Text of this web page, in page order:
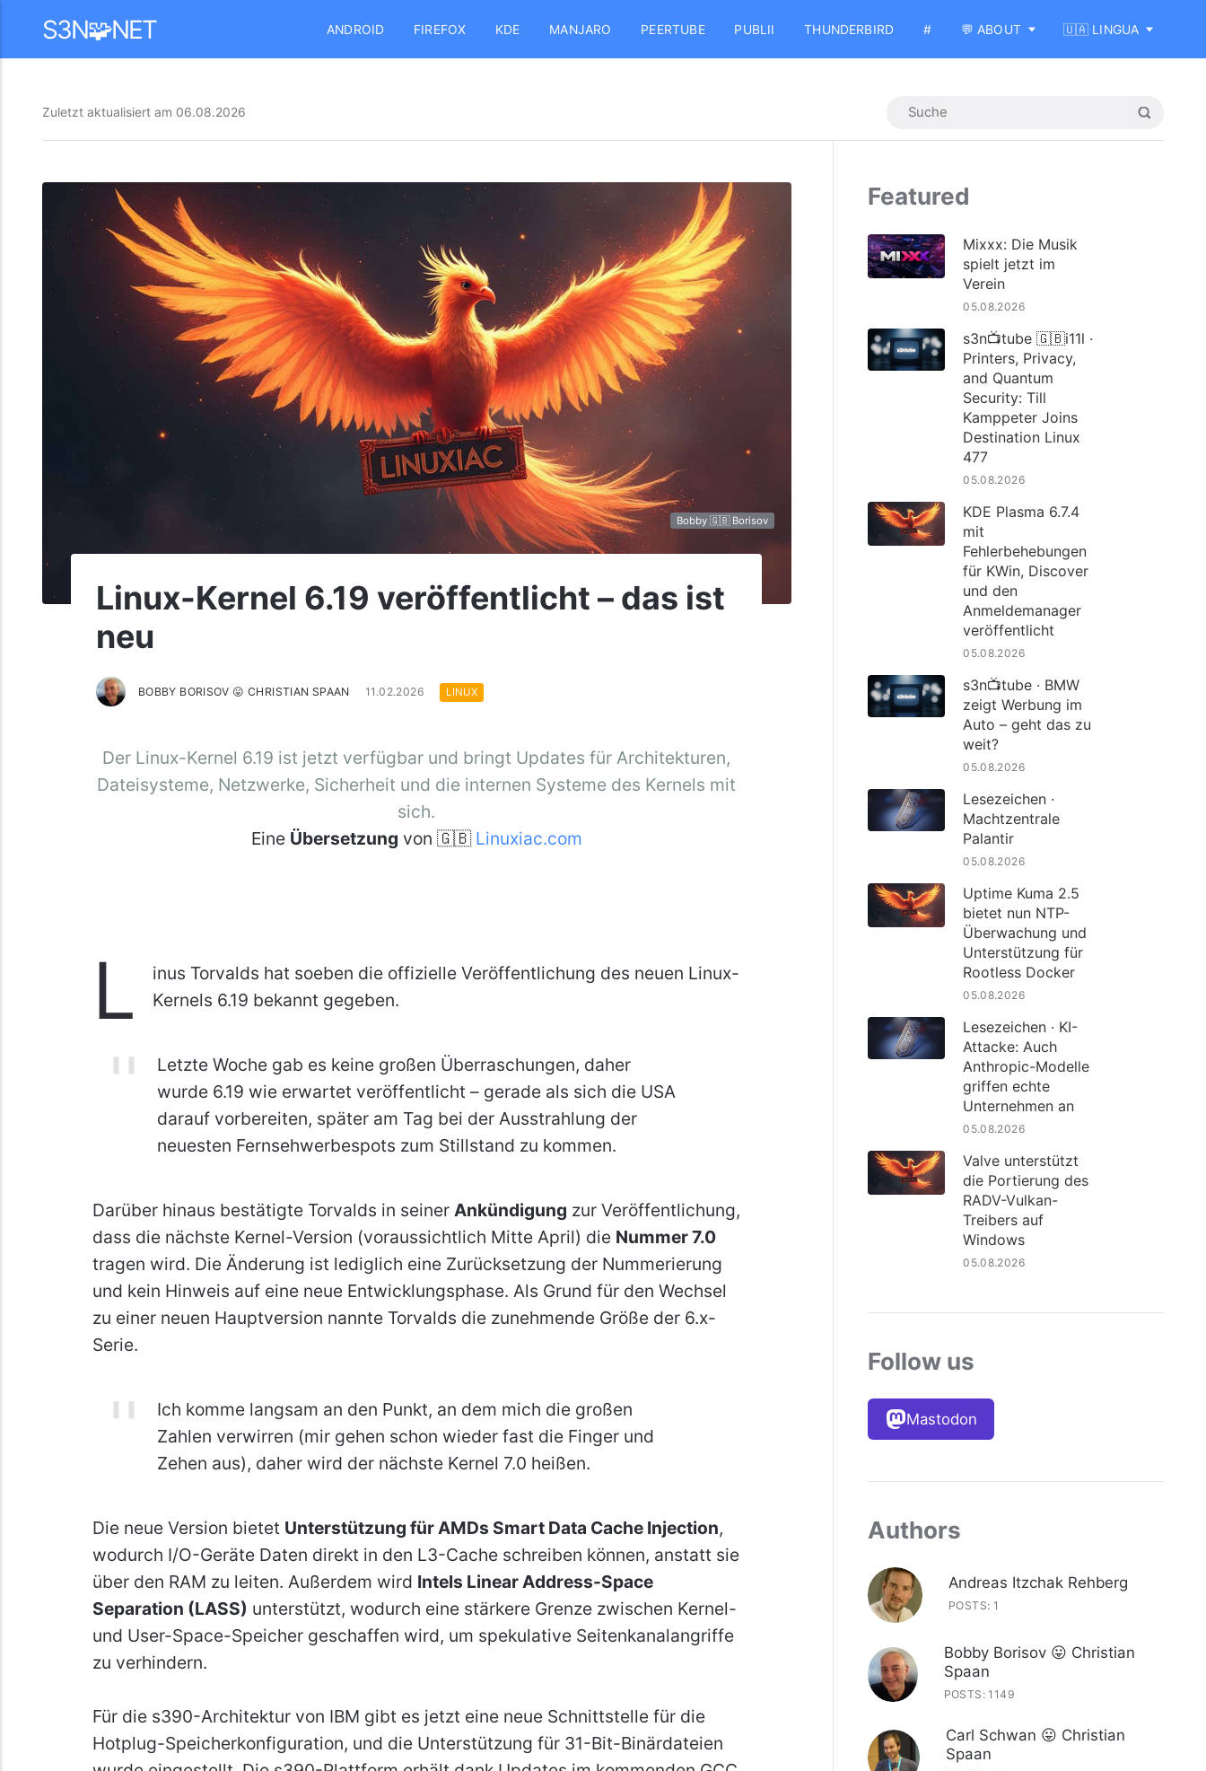
S3N🧩NET ANDROID FIREFOX KDE MANJARO PEERTUBE PUBLII THUNDERBIRD # 💬 ABOUT 🇺🇦 LINGUA
Zuletzt aktualisiert am 06.08.2026
Bobby 🇬🇧 Borisov
Linux-Kernel 6.19 veröffentlicht – das ist
neu
BOBBY BORISOV 😛 CHRISTIAN SPAAN 11.02.2026 LINUX
Der Linux-Kernel 6.19 ist jetzt verfügbar und bringt Updates für Architekturen,
Dateisysteme, Netzwerke, Sicherheit und die internen Systeme des Kernels mit
sich.
Eine Übersetzung von 🇬🇧 Linuxiac.com
L
inus Torvalds hat soeben die offizielle Veröffentlichung des neuen Linux-
Kernels 6.19 bekannt gegeben.
Letzte Woche gab es keine großen Überraschungen, daher
wurde 6.19 wie erwartet veröffentlicht – gerade als sich die USA
darauf vorbereiten, später am Tag bei der Ausstrahlung der
neuesten Fernsehwerbespots zum Stillstand zu kommen.
Darüber hinaus bestätigte Torvalds in seiner Ankündigung zur Veröffentlichung,
dass die nächste Kernel-Version (voraussichtlich Mitte April) die Nummer 7.0
tragen wird. Die Änderung ist lediglich eine Zurücksetzung der Nummerierung
und kein Hinweis auf eine neue Entwicklungsphase. Als Grund für den Wechsel
zu einer neuen Hauptversion nannte Torvalds die zunehmende Größe der 6.x-
Serie.
Ich komme langsam an den Punkt, an dem mich die großen
Zahlen verwirren (mir gehen schon wieder fast die Finger und
Zehen aus), daher wird der nächste Kernel 7.0 heißen.
Die neue Version bietet Unterstützung für AMDs Smart Data Cache Injection,
wodurch I/O-Geräte Daten direkt in den L3-Cache schreiben können, anstatt sie
über den RAM zu leiten. Außerdem wird Intels Linear Address-Space
Separation (LASS) unterstützt, wodurch eine stärkere Grenze zwischen Kernel-
und User-Space-Speicher geschaffen wird, um spekulative Seitenkanalangriffe
zu verhindern.
Für die s390-Architektur von IBM gibt es jetzt eine neue Schnittstelle für die
Hotplug-Speicherkonfiguration, und die Unterstützung für 31-Bit-Binärdateien
Featured
Mixxx: Die Musik
spielt jetzt im
Verein
05.08.2026
s3n📺tube 🇬🇧i11l ·
Printers, Privacy,
and Quantum
Security: Till
Kamppeter Joins
Destination Linux
477
05.08.2026
KDE Plasma 6.7.4
mit
Fehlerbehebungen
für KWin, Discover
und den
Anmeldemanager
veröffentlicht
05.08.2026
s3n📺tube · BMW
zeigt Werbung im
Auto – geht das zu
weit?
05.08.2026
Lesezeichen ·
Machtzentrale
Palantir
05.08.2026
Uptime Kuma 2.5
bietet nun NTP-
Überwachung und
Unterstützung für
Rootless Docker
05.08.2026
Lesezeichen · KI-
Attacke: Auch
Anthropic-Modelle
griffen echte
Unternehmen an
05.08.2026
Valve unterstützt
die Portierung des
RADV-Vulkan-
Treibers auf
Windows
05.08.2026
Follow us
Mastodon
Authors
Andreas Itzchak Rehberg
POSTS: 1
Bobby Borisov 😛 Christian
Spaan
POSTS: 1149
Carl Schwan 😛 Christian
Spaan